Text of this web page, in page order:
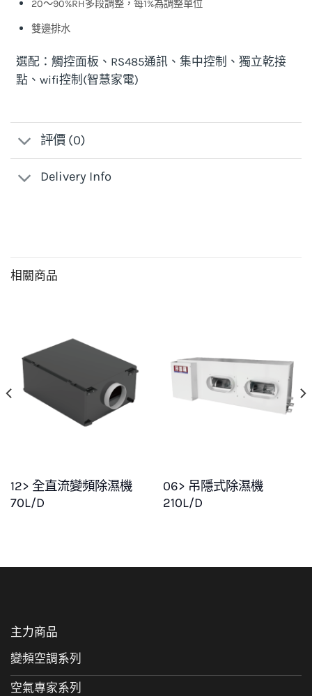
20～90%RH多段調整，每1%為調整單位
雙邊排水
選配：觸控面板、RS485通訊、集中控制、獨立乾接
點、wifi控制(智慧家電)
評價 (0)
Delivery Info
相關商品
12> 全直流變頻除濕機
70L/D
06> 吊隱式除濕機
210L/D
主力商品
變頻空調系列
空氣專家系列